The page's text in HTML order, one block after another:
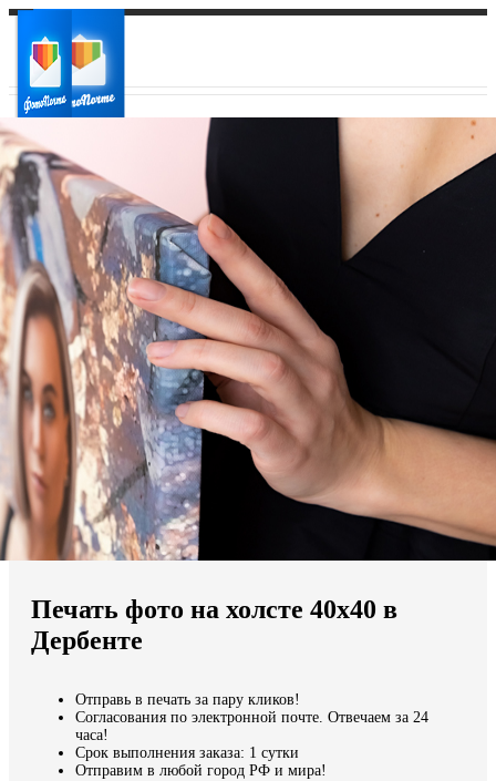
Ваш город:
Ваш регион доставки
Выберите из списка:
Мы доставляем по всему миру
Продолжить без города
Печать фото на холсте 40х40 в
Дербенте
Отправь в печать за пару кликов!
Согласования по электронной почте. Отвечаем за 24
часа!
Срок выполнения заказа: 1 сутки
Отправим в любой город РФ и мира!